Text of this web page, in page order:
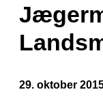
29. oktober